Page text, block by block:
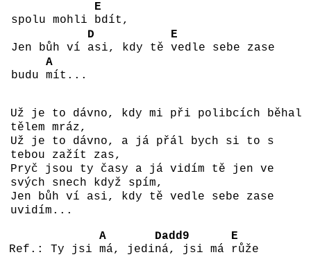
spolu mohli
E
bdít,
Jen bůh ví
D
asi, kdy tě
E
vedle sebe zase
budu
A
mít...
Už je to dávno, kdy mi při polibcích běhal
tělem mráz,
Už je to dávno, a já přál bych si to s
tebou zažít zas,
Pryč jsou ty časy a já vidím tě jen ve
svých snech když spím,
Jen bůh ví asi, kdy tě vedle sebe zase
uvidím...
Ref.: Ty jsi
A
má, jedi
Dadd9
ná, jsi má
E
růže